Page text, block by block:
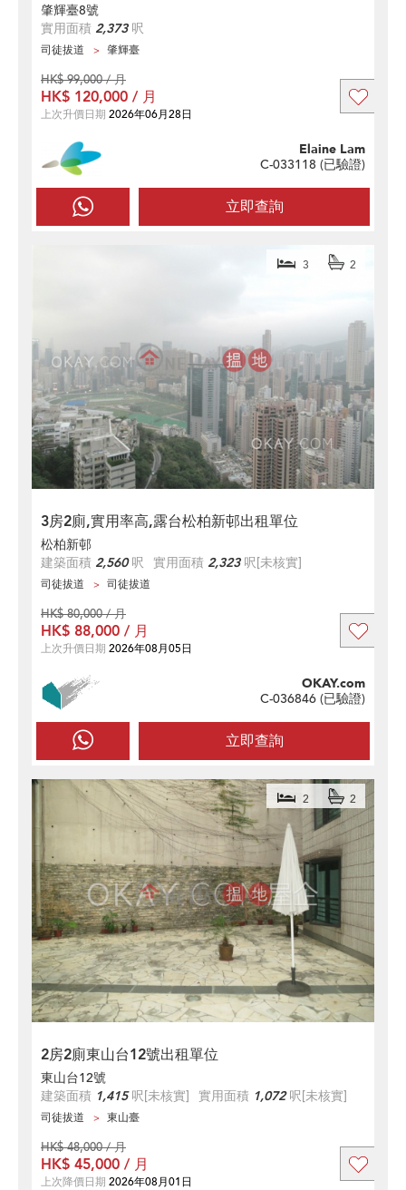
肇輝臺8號
實用面積 2,373呎
司徒拔道 肇輝臺
立即查詢
Elaine Lam
C-033118 (已驗證)
HK$ 99,000 / 月
HK$ 120,000 / 月
上次升價日期 2026年06月28日
3房2廁,實用率高,露台松柏新邨出租單位
3 2
松柏新邨
建築面積 2,560呎 實用面積 2,323呎[未核實]
司徒拔道 司徒拔道
立即查詢
OKAY.com
C-036846 (已驗證)
HK$ 80,000 / 月
HK$ 88,000 / 月
上次升價日期 2026年08月05日
2房2廁東山台12號出租單位
2 2
東山台12號
建築面積 1,415呎[未核實] 實用面積 1,072呎[未核實]
司徒拔道 東山臺
HK$ 48,000 / 月
HK$ 45,000 / 月
上次降價日期 2026年08月01日